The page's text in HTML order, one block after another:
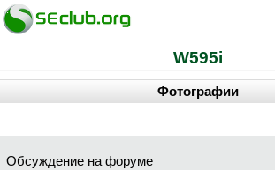
W595i
Фотографии
Обсуждение на форуме